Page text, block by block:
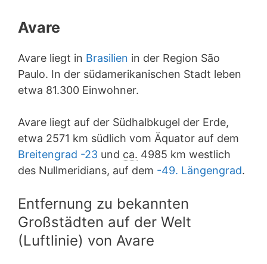
Avare
Avare liegt in Brasilien in der Region São
Paulo. In der südamerikanischen Stadt leben
etwa 81.300 Einwohner.
Avare liegt auf der Südhalbkugel der Erde,
etwa 2571 km südlich vom Äquator auf dem
Breitengrad -23 und ca. 4985 km westlich
des Nullmeridians, auf dem -49. Längengrad.
Entfernung zu bekannten
Großstädten auf der Welt
(Luftlinie) von Avare